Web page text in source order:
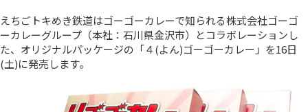
えちごトキめき鉄道はゴーゴーカレーで知られる株式会社ゴーゴ
ーカレーグループ（本社：石川県金沢市）とコラボレーションし
た、オリジナルパッケージの「４(よん)ゴーゴーカレー」を16日
(土)に発売します。